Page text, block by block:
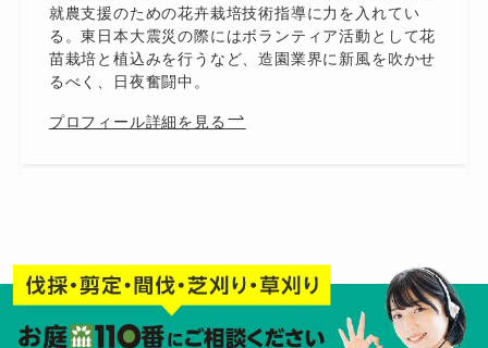
就農支援のための花卉栽培技術指導に力を入れてい
る。東日本大震災の際にはボランティア活動として花
苗栽培と植込みを行うなど、造園業界に新風を吹かせ
るべく、日夜奮闘中。
プロフィール詳細を見る